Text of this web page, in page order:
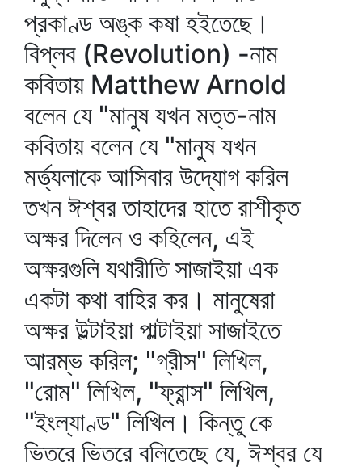
প্রকাণ্ড অঙ্ক কষা হইতেছে।
বিপ্লব (Revolution) -নাম
কবিতায় Matthew Arnold
বলেন যে "মানুষ যখন মত্ত-নাম
কবিতায় বলেন যে "মানুষ যখন
মর্ত্ত্যলাকে আসিবার উদ্যোগ করিল
তখন ঈশ্বর তাহাদের হাতে রাশীকৃত
অক্ষর দিলেন ও কহিলেন, এই
অক্ষরগুলি যথারীতি সাজাইয়া এক
একটা কথা বাহির কর। মানুষেরা
অক্ষর উল্টাইয়া পাল্টাইয়া সাজাইতে
আরম্ভ করিল; "গ্রীস" লিখিল,
"রোম" লিখিল, "ফ্রান্স" লিখিল,
"ইংল্যাণ্ড" লিখিল। কিন্তু কে
ভিতরে ভিতরে বলিতেছে যে, ঈশ্বর যে